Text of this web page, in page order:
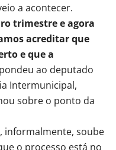
a acontecer.
trimestre e agora
acreditar que
e que a
ao deputado
Intermunicipal,
sobre o ponto da
informalmente, soube
o processo está no